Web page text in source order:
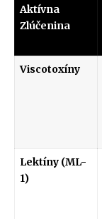
Aktívna
Zlúčenina
Viscotoxíny
Lektíny (ML-
1)